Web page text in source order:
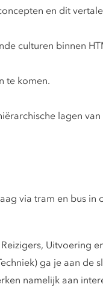
en dit
culturen binnen
te komen.
lagen
via tram en bus
Uitvoering
ga je aan de
namelijk aan